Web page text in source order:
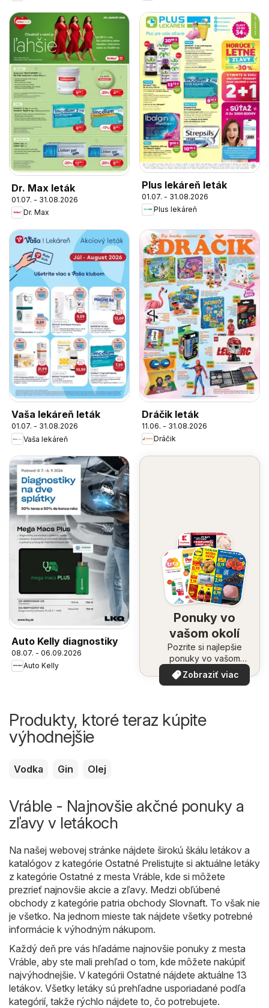
Dr. Max leták
01.07. - 31.08.2026
Dr. Max
Plus lekáreň leták
01.07. - 31.08.2026
Plus lekáreň
Vaša lekáreň leták
01.07. - 31.08.2026
Vaša lekáreň
Dráčik leták
11.06. - 31.08.2026
Dráčik
Auto Kelly diagnostiky
08.07. - 06.09.2026
Auto Kelly
Ponuky vo
vašom okolí
Pozrite si najlepšie
ponuky vo vašom
okolí
Zobraziť viac
Produkty, ktoré teraz kúpite
výhodnejšie
Vodka Gin Olej
Vráble - Najnovšie akčné ponuky a
zľavy v letákoch
Na našej webovej stránke nájdete širokú škálu letákov a
katalógov z kategórie Ostatné Prelistujte si aktuálne letáky
z kategórie Ostatné z mesta Vráble, kde si môžete
prezrieť najnovšie akcie a zľavy. Medzi obľúbené
obchody z kategórie patria obchody Slovnaft. To však nie
je všetko. Na jednom mieste tak nájdete všetky potrebné
informácie k výhodným nákupom.
Každý deň pre vás hľadáme najnovšie ponuky z mesta
Vráble, aby ste mali prehľad o tom, kde môžete nakúpiť
najvýhodnejšie. V kategórii Ostatné nájdete aktuálne 13
letákov. Všetky letáky sú prehľadne usporiadané podľa
kategórií, takže rýchlo nájdete to, čo potrebujete.